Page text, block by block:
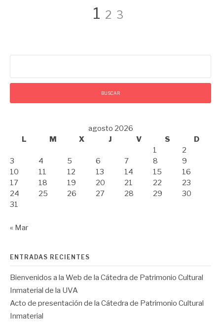
Paginación
de
entradas
Página
1 Página
2 Página
3
agosto 2026
L
M X J V S
D
1
2
3
4 5 6 7 8
9
10
11 12 13 14 15
16
17
18 19 20 21 22
23
24
25 26 27 28 29
30
31
« Mar
ENTRADAS RECIENTES
Bienvenidos a la Web de la Cátedra de Patrimonio Cultural
Inmaterial de la UVA
Acto de presentación de la Cátedra de Patrimonio Cultural
Inmaterial